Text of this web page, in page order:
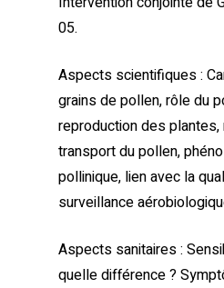
05.
Aspects scientifiques :
grains de pollen, rôle du
reproduction des
transport du pollen,
pollinique, lien avec la
surveillance
Aspects sanitaires :
quelle différence ?